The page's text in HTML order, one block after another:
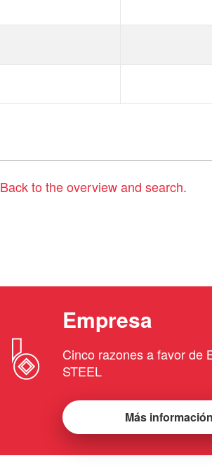
Back to the overview and search.
Empresa
Cinco razones a favor de
STEEL
Más